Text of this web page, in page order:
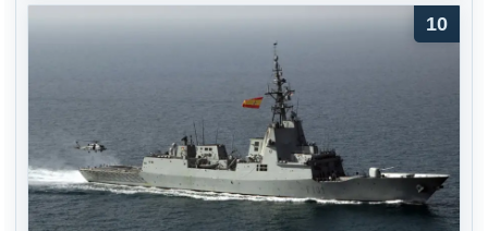
10